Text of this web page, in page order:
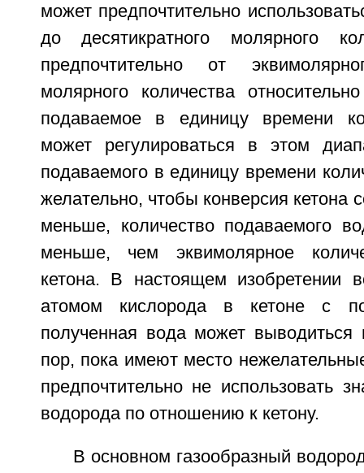
может предпочтительно
до десятикратного молярного
предпочтительно от
молярного количества
подаваемое в единицу времени
может регулироваться в этом
подаваемого в единицу времени
желательно, чтобы конверсия кетона
меньше, количество подаваемого
меньше, чем эквимолярное
кетона. В настоящем изобретении
атомом кислорода в кетоне с
полученная вода может выводиться
пор, пока имеют место
предпочтительно не использовать
водорода по отношению к кетону.
В основном газообразный